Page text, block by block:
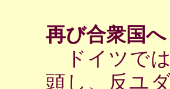
再び合衆国へ
ドイツで
頭し、反ユ